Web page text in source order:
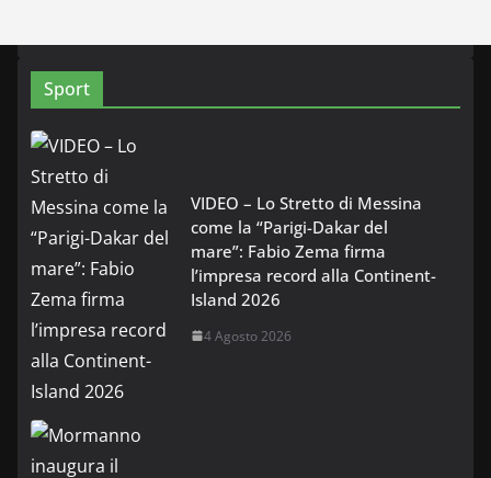
Sport
VIDEO – Lo Stretto di Messina
come la “Parigi-Dakar del
mare”: Fabio Zema firma
l’impresa record alla Continent-
Island 2026
4 Agosto 2026